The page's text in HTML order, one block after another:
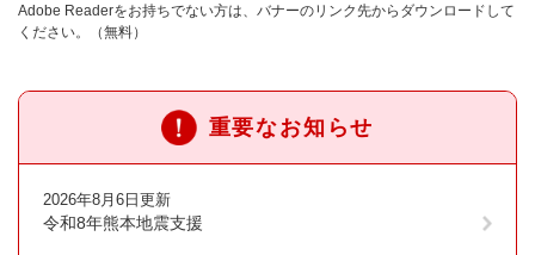
Adobe Readerをお持ちでない方は、バナーのリンク先からダウンロードして
ください。（無料）
重要なお知らせ
2026年8月6日更新
令和8年熊本地震支援